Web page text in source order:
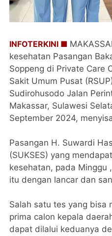
INFOTERKINI ■
kesehatan Pasangan
Soppeng di Private Care
Sakit Umum Pusat
Sudirohusodo Jalan
Makassar, Sulawesi
September 2024,
Pasangan H. Suwardi
(SUKSES) yang
kesehatan, pada Minggu
itu dengan lancar dan
Salah satu tes yang bisa
prima calon kepala
dapat dilalui keduanya